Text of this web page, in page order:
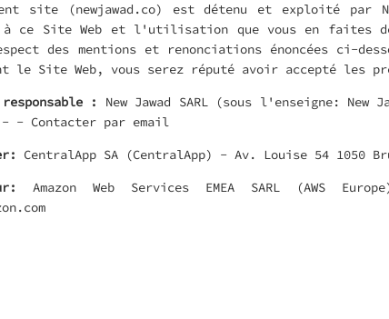
site (newjawad.co) est détenu et exploité par
à ce Site Web et l'utilisation que vous en faites
des mentions et renonciations énoncées ci-
le Site Web, vous serez réputé avoir accepté les
:
New Jawad SARL (sous l'enseigne: New
- - Contacter par email
CentralApp SA (CentralApp) - Av. Louise 54 1050
Amazon Web Services EMEA SARL (AWS